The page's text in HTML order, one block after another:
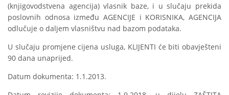
(knjigovodstvena agencija) vlasnik baze, i u slučaju prekida
poslovnih odnosa između AGENCIJE i KORISNIKA, AGENCIJA
odlučuje o daljem vlasništvu nad bazom podataka.
U slučaju promjene cijena usluga, KLIJENTI će biti obavješteni
90 dana unaprijed.
Datum dokumenta: 1.1.2013.